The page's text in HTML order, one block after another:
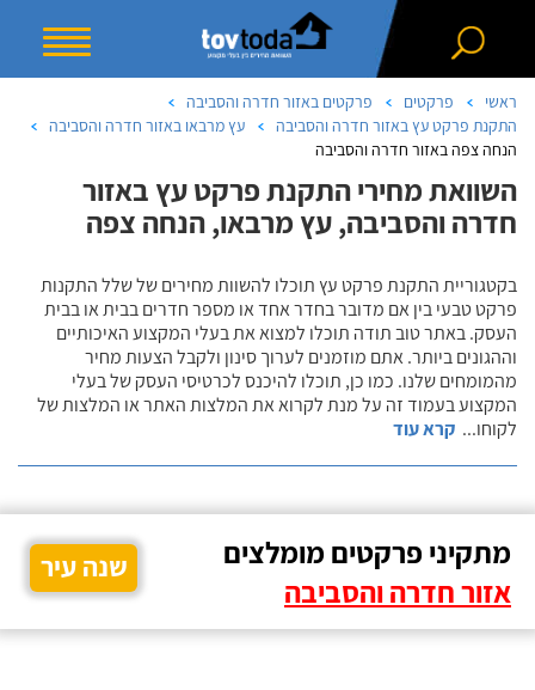
ראשי פרקטים
פרקטים באזור חדרה והסביבה
התקנת פרקט עץ באזור חדרה והסביבה
עץ מרבאו באזור חדרה והסביבה
הנחה צפה באזור חדרה והסביבה
השוואת מחירי התקנת פרקט עץ באזור
חדרה והסביבה, עץ מרבאו, הנחה צפה
בקטגוריית התקנת פרקט עץ תוכלו להשוות מחירים של שלל התקנות
פרקט טבעי בין אם מדובר בחדר אחד או מספר חדרים בבית או בבית
העסק. באתר טוב תודה תוכלו למצוא את בעלי המקצוע האיכותיים
וההגונים ביותר. אתם מוזמנים לערוך סינון ולקבל הצעות מחיר
מהמומחים שלנו. כמו כן, תוכלו להיכנס לכרטיסי העסק של בעלי
המקצוע בעמוד זה על מנת לקרוא את המלצות האתר או המלצות של
לקוחו... קרא עוד
מתקיני פרקטים מומלצים
אזור חדרה והסביבה
שנה עיר